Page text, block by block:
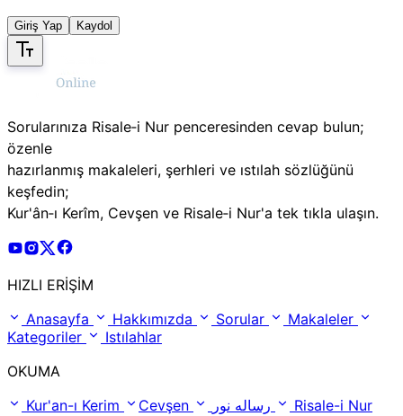
Giriş Yap Kaydol
Sorularınıza Risale‑i Nur penceresinden cevap bulun;
özenle
hazırlanmış makaleleri, şerhleri ve ıstılah sözlüğünü
keşfedin;
Kur'ân‑ı Kerîm, Cevşen ve Risale‑i Nur'a tek tıkla ulaşın.
Risale Online Youtube Hesabı
Risale Online Instagram Hesabı
Risale Online X Hesabı
HIZLI ERİŞİM
Anasayfa
Hakkımızda Sorular
Makaleler
Kategoriler
Istılahlar
OKUMA
Kur'an-ı Kerim
Cevşen Risale-i Nur